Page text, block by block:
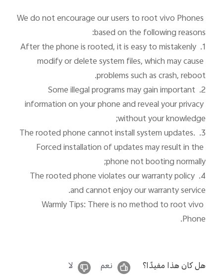
We do not encourage our users to root vivo Phones
1. After the phone is rooted, it is easy to mistakenly
modify or delete system files, which may cause
2. Some illegal programs may gain important
information on your phone and reveal your privacy
3. The rooted phone cannot install system updates.
Forced installation of updates may result in the
4. The rooted phone violates our warranty policy
Warmly Tips: There is no method to root vivo
Phone.
هل كان هذا مفيدًا؟ نعم لا